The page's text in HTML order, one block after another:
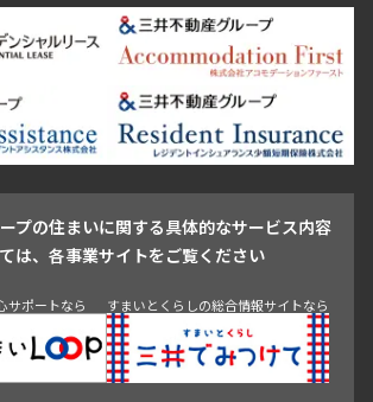
谷・神楽坂・飯田橋
三田・芝・浜松町
月島・勝どき・豊洲
本郷・春日・小石川
・高田馬場・早稲田
祐天寺・学芸大学・自由が丘
成城・砧
池袋・板橋・王子
大手町 新宿 品川
目黒・中目黒
江東区 台東区 墨田区
中野区
板橋区 練馬区 荒川区
足立区
プの住まいに関する具体的なサービス内容
は、各事業サイトをご覧ください
サポートなら すまいとくらしの総合情報サイトなら